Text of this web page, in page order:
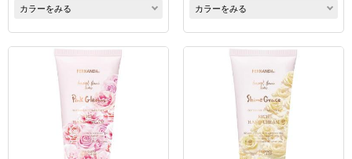
カラーをみる カラーをみる